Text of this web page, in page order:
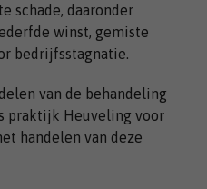
schade, daaronder
winst, gemiste
bedrijfsstagnatie.
van de behandeling
praktijk Heuveling voor
handelen van deze